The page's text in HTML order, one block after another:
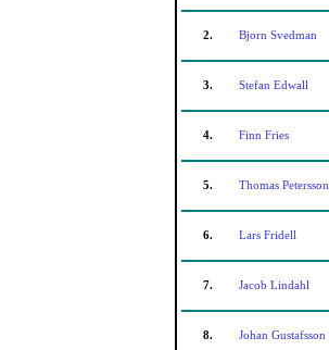
2. Bjorn Svedman
3. Stefan Edwall
4. Finn Fries
5. Thomas Petersson
6. Lars Fridell
7. Jacob Lindahl
8. Johan Gustafsson